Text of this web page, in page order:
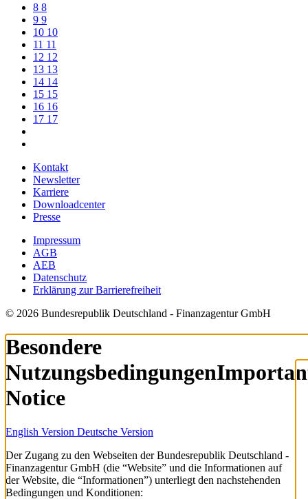
8 8
9 9
10 10
11 11
12 12
13 13
14 14
15 15
16 16
17 17
Kontakt
Newsletter
Karriere
Downloadcenter
Presse
Impressum
AGB
AEB
Datenschutz
Erklärung zur Barrierefreiheit
© 2026 Bundesrepublik Deutschland - Finanzagentur GmbH
Besondere
Nutzungsbedingungen
Notice
English Version Deutsche Version
Der Zugang zu den Webseiten der Bundesrepublik Deutschland -
Finanzagentur GmbH (die “Website” und die Informationen auf
der Website, die “Informationen”) unterliegt den nachstehenden
Bedingungen und Konditionen: